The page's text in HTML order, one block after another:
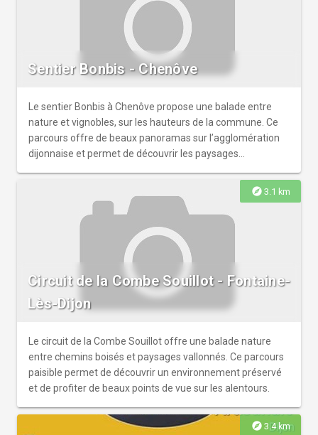
Sentier Bonbis - Chenôve
Le sentier Bonbis à Chenôve propose une balade entre
nature et vignobles, sur les hauteurs de la commune. Ce
parcours offre de beaux panoramas sur l’agglomération
dijonnaise et permet de découvrir les paysages
explore 3.1 km
Circuit de la Combe Souillot - Fontaine-
Lès-Dijon
Le circuit de la Combe Souillot offre une balade nature
entre chemins boisés et paysages vallonnés. Ce parcours
paisible permet de découvrir un environnement préservé
et de profiter de beaux points de vue sur les alentours.
explore 3.4 km